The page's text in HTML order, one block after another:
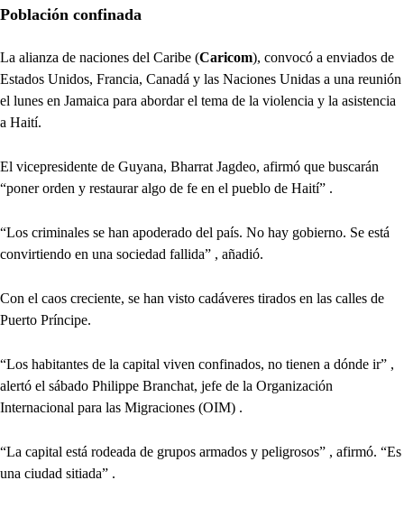
Población confinada
La alianza de naciones del Caribe (Caricom), convocó a enviados de
Estados Unidos, Francia, Canadá y las Naciones Unidas a una reunión
el lunes en Jamaica para abordar el tema de la violencia y la asistencia
a Haití.
El vicepresidente de Guyana, Bharrat Jagdeo, afirmó que buscarán
“poner orden y restaurar algo de fe en el pueblo de Haití” .
“Los criminales se han apoderado del país. No hay gobierno. Se está
convirtiendo en una sociedad fallida” , añadió.
Con el caos creciente, se han visto cadáveres tirados en las calles de
Puerto Príncipe.
“Los habitantes de la capital viven confinados, no tienen a dónde ir” ,
alertó el sábado Philippe Branchat, jefe de la Organización
Internacional para las Migraciones (OIM) .
“La capital está rodeada de grupos armados y peligrosos” , afirmó. “Es
una ciudad sitiada” .